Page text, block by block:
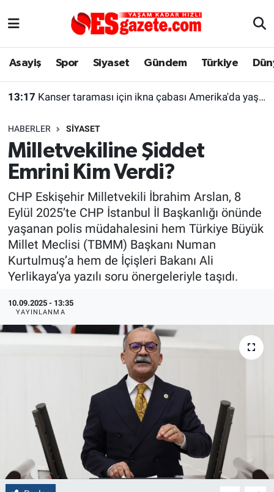
Asayiş Spor Siyaset Gündem Türkiye
13:17 Kanser taraması için ikna çabası Amerika'da yaşayan kadını şaşırttı
HABERLER SIYASET
Milletvekiline Şiddet
Emrini Kim Verdi?
CHP Eskişehir Milletvekili İbrahim Arslan, 8
Eylül 2025’te CHP İstanbul İl Başkanlığı önünde
yaşanan polis müdahalesini hem Türkiye Büyük
Millet Meclisi (TBMM) Başkanı Numan
Kurtulmuş’a hem de İçişleri Bakanı Ali
Yerlikaya’ya yazılı soru önergeleriyle taşıdı.
10.09.2025 - 13:35
YAYINLANMA
Asayiş
Gündem
Türkiye
Dünya
Sağlık
Alış-Veriş/İş dünyası
Yaşam
Eskişehirspor Arşivi
Eskişehir Arşivi
Röportaj
Ekonomi
Kültür Sanat
Politika
Bilecik
Genel
Çevre
Yerel
Eskişehir Nöbetçi Eczaneler
Süper Lig Puan Durumu ve Fikstür
Tüm Manşetler
Son Dakika Haberleri
Haber Arşivi